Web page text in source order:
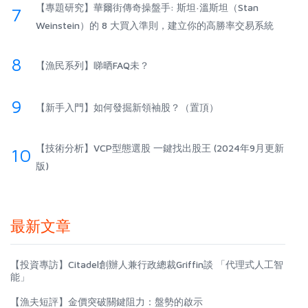
7
【專題研究】華爾街傳奇操盤手: 斯坦·溫斯坦（Stan
Weinstein）的 8 大買入準則，建立你的高勝率交易系統
8 【漁民系列】睇晒FAQ未？
9 【新手入門】如何發掘新領袖股？（置頂）
10
【技術分析】VCP型態選股 一鍵找出股王 (2024年9月更新
版)
最新文章
【投資專訪】Citadel創辦人兼行政總裁Griffin談 「代理式人工智
能」
【漁夫短評】金價突破關鍵阻力：盤勢的啟示